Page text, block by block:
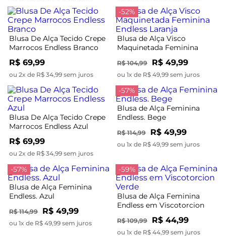
Blusa De Alça Tecido Crepe
Marrocos Endless Branco
R$ 69,99
ou 2x de R$ 34,99 sem juros
-52%
Blusa de Alça Visco
Maquinetada Feminina
Endless Laranja
R$ 104,99 R$ 49,99
ou 1x de R$ 49,99 sem juros
Blusa De Alça Tecido Crepe
Marrocos Endless Azul
R$ 69,99
ou 2x de R$ 34,99 sem juros
-57%
Blusa de Alça Feminina
Endless. Bege
R$ 114,99 R$ 49,99
ou 1x de R$ 49,99 sem juros
-57%
Blusa de Alça Feminina
Endless. Azul
R$ 114,99 R$ 49,99
ou 1x de R$ 49,99 sem juros
-59%
Blusa de Alça Feminina
Endless em Viscotorcion
R$ 109,99 R$ 44,99
ou 1x de R$ 44,99 sem juros